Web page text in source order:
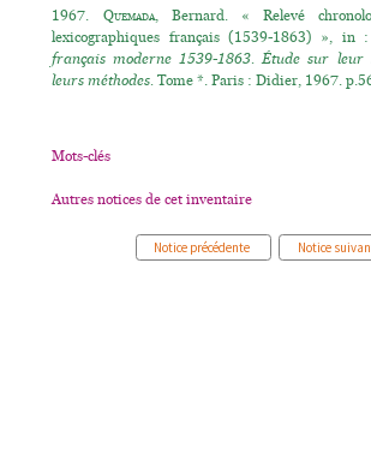
1967. Quemada, Bernard. « Relevé
lexicographiques français (1539-1863) », in
français moderne 1539-1863. Étude sur
leurs méthodes. Tome *. Paris : Didier, 1967.
Mots-clés
Autres notices de cet inventaire
Notice précédente Notice